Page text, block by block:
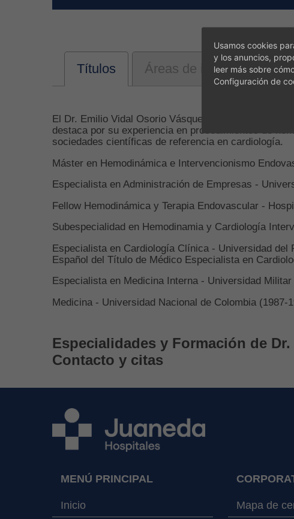
Títulos Áreas de interés
El Dr. Emilio Vidal Osorio Vásquez es un cardiólogo
destaca por su experiencia en procedimientos de
sociedades científicas de referencia en cardiología.
Máster en Hemodinámica e Intervencionismo
Especialista en Administración de Empresas -
Fellow Hemodinámica y Terapia Endovascular -
Subespecialidad en Hemodinamia y Cardiología
Especialista en Cardiología Clínica - Universidad del
Español del Título de Médico Especialista en
Especialista en Medicina Interna - Universidad
Medicina - Universidad Nacional de Colombia (1987-
Especialidades y Formación de
Contacto y citas
MENÚ PRINCIPAL
Inicio Mapa de
Usamos cookies
y los anuncios,
leer más sobre
Configuración de